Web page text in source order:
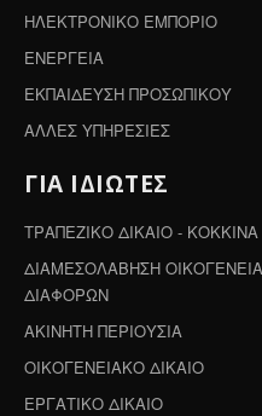
ΗΛΕΚΤΡΟΝΙΚΟ ΕΜΠΟΡΙΟ
ΕΝΕΡΓΕΙΑ
ΕΚΠΑΙΔΕΥΣΗ ΠΡΟΣΩΠΙΚΟΥ
ΑΛΛΕΣ ΥΠΗΡΕΣΙΕΣ
ΓΙΑ ΙΔΙΩΤΕΣ
ΤΡΑΠΕΖΙΚΟ ΔΙΚΑΙΟ -
ΔΙΑΜΕΣΟΛΑΒΗΣΗ
ΔΙΑΦΟΡΩΝ
ΑΚΙΝΗΤΗ ΠΕΡΙΟΥΣΙΑ
ΟΙΚΟΓΕΝΕΙΑΚΟ ΔΙΚΑΙΟ
ΕΡΓΑΤΙΚΟ ΔΙΚΑΙΟ